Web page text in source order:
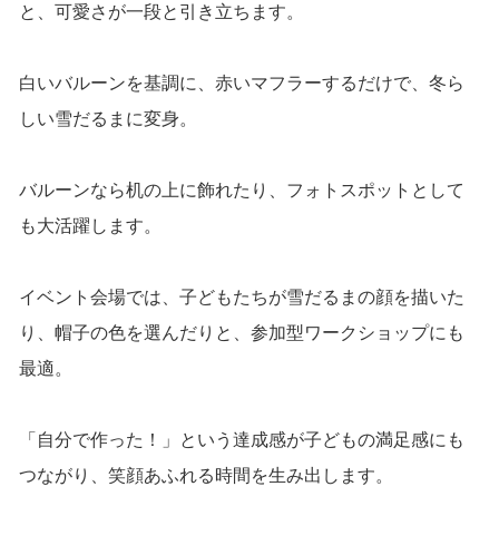
と、可愛さが一段と引き立ちます。
白いバルーンを基調に、赤いマフラーするだけで、冬ら
しい雪だるまに変身。
バルーンなら机の上に飾れたり、フォトスポットとして
も大活躍します。
イベント会場では、子どもたちが雪だるまの顔を描いた
り、帽子の色を選んだりと、参加型ワークショップにも
最適。
「自分で作った！」という達成感が子どもの満足感にも
つながり、笑顔あふれる時間を生み出します。